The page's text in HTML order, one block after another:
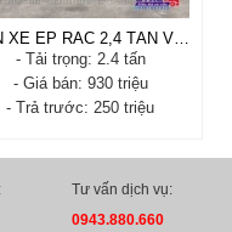
BÁN XE ÉP RÁC 2,4 TẤN VÀO THÀNH PHỐ - 6 KHỐI
- Tải trọng: 2.4 tấn
- Giá bán: 930 triệu
- Trả trước: 250 triệu
THÀNH PHỐ - 6
xứ: Nhật bản
trạng: Mới 100%
Tư vấn dịch vụ:
0943.880.660